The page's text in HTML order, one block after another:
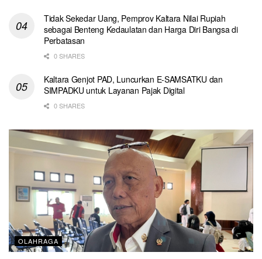
Tidak Sekedar Uang, Pemprov Kaltara Nilai Rupiah
sebagai Benteng Kedaulatan dan Harga Diri Bangsa di
Perbatasan
0 SHARES
Kaltara Genjot PAD, Luncurkan E-SAMSATKU dan
SIMPADKU untuk Layanan Pajak Digital
0 SHARES
OLAHRAGA